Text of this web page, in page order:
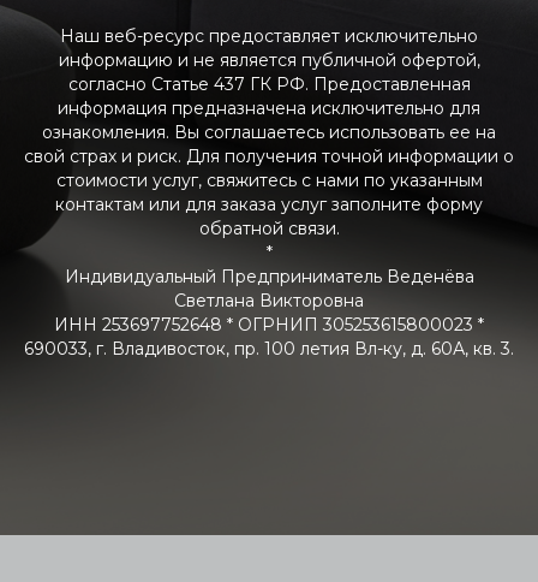
Наш веб-ресурс предоставляет исключительно
информацию и не является публичной офертой,
согласно Статье 437 ГК РФ. Предоставленная
информация предназначена исключительно для
ознакомления. Вы соглашаетесь использовать ее на
свой страх и риск. Для получения точной информации о
стоимости услуг, свяжитесь с нами по указанным
контактам или для заказа услуг заполните форму
обратной связи.
*
Индивидуальный Предприниматель Веденёва
Светлана Викторовна
ИНН 253697752648 * ОГРНИП 305253615800023 *
690033, г. Владивосток, пр. 100 летия Вл-ку, д. 60А, кв. 3.